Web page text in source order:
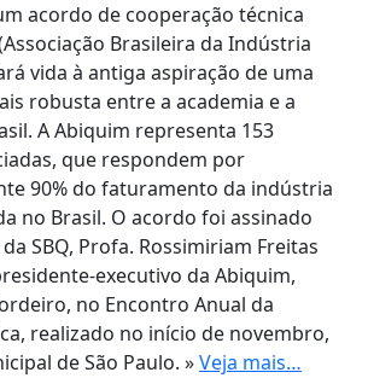
acordo de cooperação técnica
Brasileira da Indústria
vida à antiga aspiração de uma
robusta entre a academia e a
A Abiquim representa 153
que respondem por
90% do faturamento da indústria
no Brasil. O acordo foi assinado
SBQ, Profa. Rossimiriam Freitas
executivo da Abiquim,
no Encontro Anual da
realizado no início de novembro,
de São Paulo. »Veja mais…